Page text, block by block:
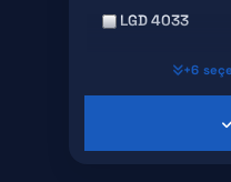
LGD 4033
MK 2866 +6